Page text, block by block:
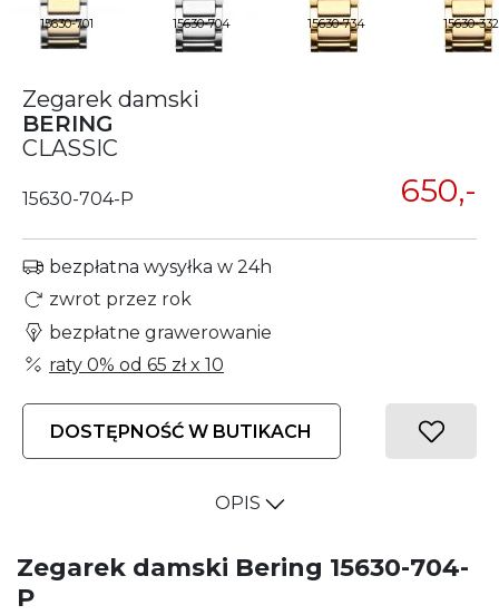
15630-701 15630-704 15630-734 15630-332
Zegarek damski
BERING
CLASSIC
15630-704-P 650,-
bezpłatna wysyłka w 24h
zwrot przez rok
bezpłatne grawerowanie
raty 0% od 65 złx 10
DOSTĘPNOŚĆ W BUTIKACH
OPIS
Zegarek damski Bering 15630-704-
P